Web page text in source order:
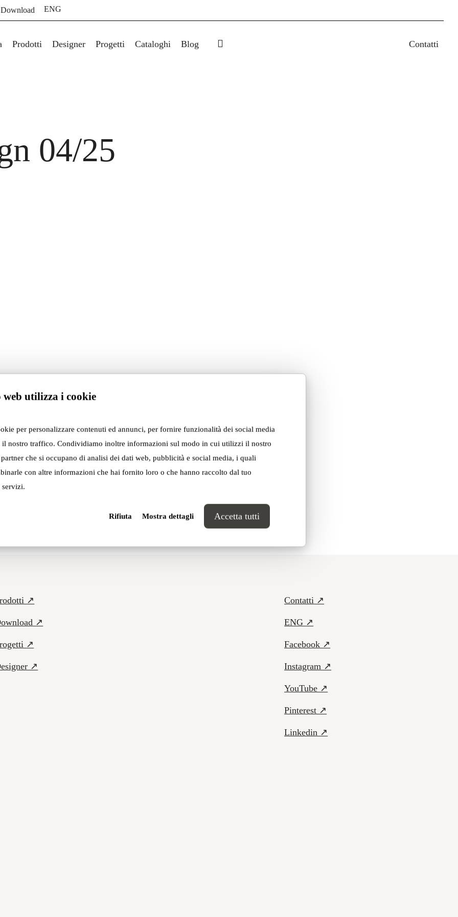
web utilizza i cookie
per personalizzare contenuti ed annunci, per fornire funzionalità dei social media
il nostro traffico. Condividiamo inoltre informazioni sul modo in cui utilizzi il nostro
che si occupano di analisi dei dati web, pubblicità e social media, i quali
con altre informazioni che hai fornito loro o che hanno raccolto dal tuo
Rifiuta Mostra dettagli Accetta tutti
ENG
Prodotti Designer Progetti Cataloghi Blog Contatti
04/25
Migrations
Cavazza di Bologna.
↗
↗
↗
↗
Contatti ↗
ENG ↗
Facebook ↗
Instagram ↗
YouTube ↗
Pinterest ↗
Linkedin ↗